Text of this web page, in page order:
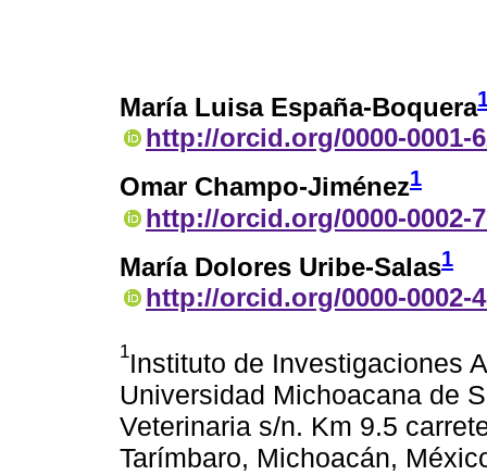
María Luisa España-Boquera
http://orcid.org/0000-0001-
Omar Champo-Jiménez1
http://orcid.org/0000-0002-
María Dolores Uribe-Salas1
http://orcid.org/0000-0002-
1Instituto de Investigaciones
Universidad Michoacana de
Veterinaria s/n. Km 9.5
Tarímbaro, Michoacán,